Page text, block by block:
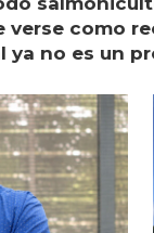
verse como
ya no es un